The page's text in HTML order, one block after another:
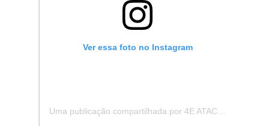
Ver essa foto no Instagram